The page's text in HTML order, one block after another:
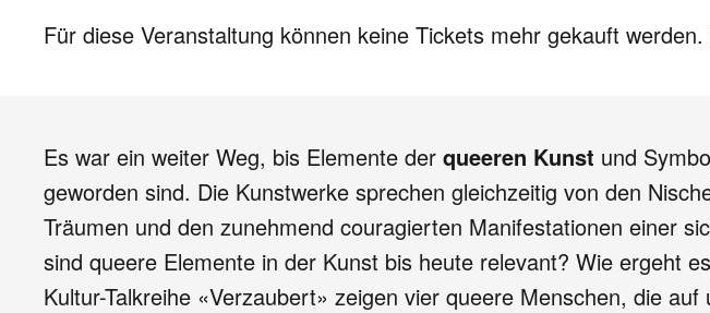
Für diese Veranstaltung können keine Tickets mehr gekauft werden.
Es war ein weiter Weg, bis Elemente der queeren Kunst und
geworden sind. Die Kunstwerke sprechen gleichzeitig von den
Träumen und den zunehmend couragierten Manifestationen einer
sind queere Elemente in der Kunst bis heute relevant? Wie ergeht
Kultur-Talkreihe «Verzaubert» zeigen vier queere Menschen, die